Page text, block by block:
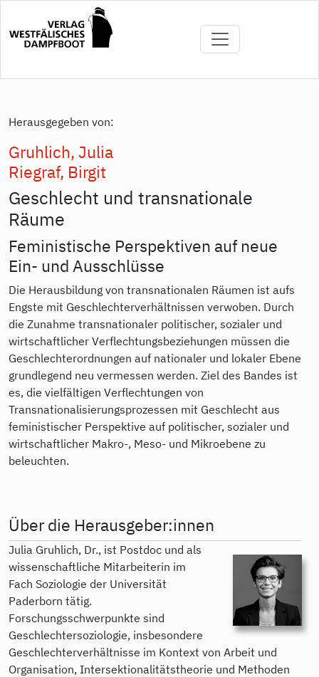
Inhalt
Herausgegeben von:
Gruhlich, Julia
Riegraf, Birgit
Geschlecht und transnationale
Räume
Feministische Perspektiven auf neue
Ein- und Ausschlüsse
Die Herausbildung von transnationalen Räumen ist aufs
Engste mit Geschlechterverhältnissen verwoben. Durch
die Zunahme transnationaler politischer, sozialer und
wirtschaftlicher Verflechtungsbeziehungen müssen die
Geschlechterordnungen auf nationaler und lokaler Ebene
grundlegend neu vermessen werden. Ziel des Bandes ist
es, die vielfältigen Verflechtungen von
Transnationalisierungsprozessen mit Geschlecht aus
feministischer Perspektive auf politischer, sozialer und
wirtschaftlicher Makro-, Meso- und Mikroebene zu
beleuchten.
Über die Herausgeber:innen
Julia Gruhlich, Dr., ist Postdoc und als
wissenschaftliche Mitarbeiterin im
Fach Soziologie der Universität
Paderborn tätig.
Forschungsschwerpunkte sind
Geschlechtersoziologie, insbesondere
Geschlechterverhältnisse im Kontext von Arbeit und
Organisation, Intersektionalitätstheorie und Methoden